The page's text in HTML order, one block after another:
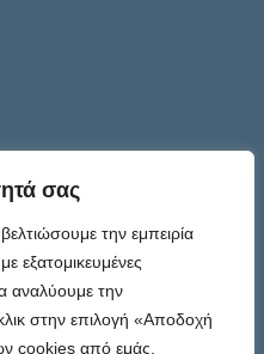
σας
την εμπειρία
εξατομικευμένες
αναλύουμε την
στην επιλογή «Αποδοχή
cookies από εμάς.